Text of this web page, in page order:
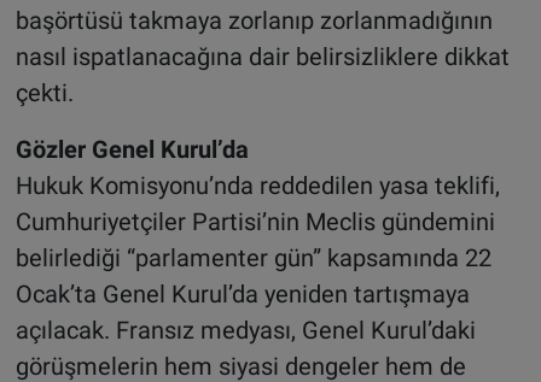
başörtüsü takmaya zorlanıp zorlanmadığının
nasıl ispatlanacağına dair belirsizliklere dikkat
çekti.
Gözler Genel Kurul’da
Hukuk Komisyonu’nda reddedilen yasa teklifi,
Cumhuriyetçiler Partisi’nin Meclis gündemini
belirlediği “parlamenter gün” kapsamında 22
Ocak’ta Genel Kurul’da yeniden tartışmaya
açılacak. Fransız medyası, Genel Kurul’daki
görüşmelerin hem siyasi dengeler hem de